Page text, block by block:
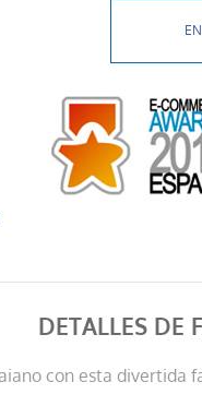
DETALLES DE
con esta divertida